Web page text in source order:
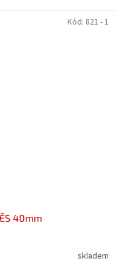
40mm
skladem
Kód: 821 - 1